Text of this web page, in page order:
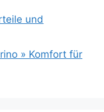
und
» Komfort für